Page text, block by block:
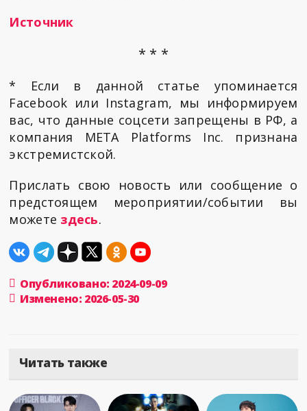
Источник
* * *
* Если в данной статье упоминается
Facebook или Instagram, мы информируем
вас, что данные соцсети запрещены в РФ, а
компания META Platforms Inc. признана
экстремистской.
Прислать свою новость или сообщение о
предстоящем мероприятии/событии вы
можете здесь.
Опубликовано: 2024-09-09
Изменено: 2026-05-30
Читать также